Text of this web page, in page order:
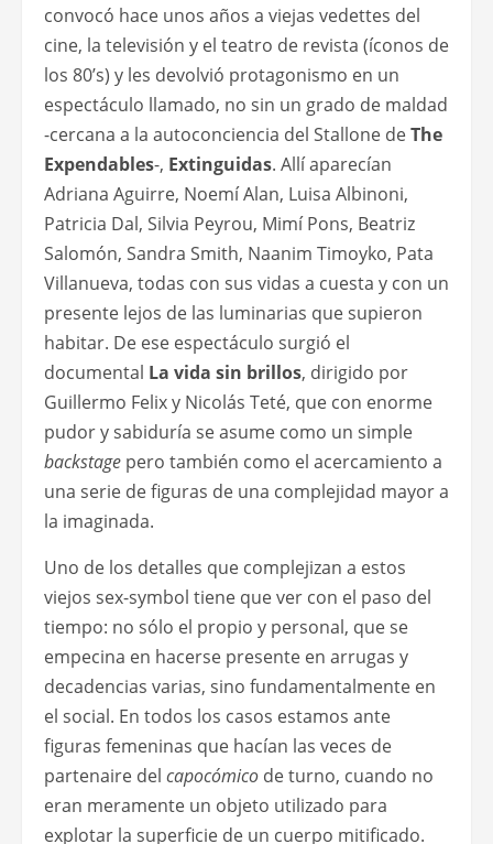
convocó hace unos años a viejas vedettes del
cine, la televisión y el teatro de revista (íconos de
los 80’s) y les devolvió protagonismo en un
espectáculo llamado, no sin un grado de maldad
-cercana a la autoconciencia del Stallone deThe
Expendables-, Extinguidas. Allí aparecían
Adriana Aguirre, Noemí Alan, Luisa Albinoni,
Patricia Dal, Silvia Peyrou, Mimí Pons, Beatriz
Salomón, Sandra Smith, Naanim Timoyko, Pata
Villanueva, todas con sus vidas a cuesta y con un
presente lejos de las luminarias que supieron
habitar. De ese espectáculo surgió el
documental La vida sin brillos, dirigido por
Guillermo Felix y Nicolás Teté, que con enorme
pudor y sabiduría se asume como un simple
backstage pero también como el acercamiento a
una serie de figuras de una complejidad mayor a
la imaginada.
Uno de los detalles que complejizan a estos
viejos sex-symbol tiene que ver con el paso del
tiempo: no sólo el propio y personal, que se
empecina en hacerse presente en arrugas y
decadencias varias, sino fundamentalmente en
el social. En todos los casos estamos ante
figuras femeninas que hacían las veces de
partenaire del capocómico de turno, cuando no
eran meramente un objeto utilizado para
explotar la superficie de un cuerpo mitificado.